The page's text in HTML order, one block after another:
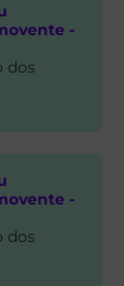
-
dos
-
dos